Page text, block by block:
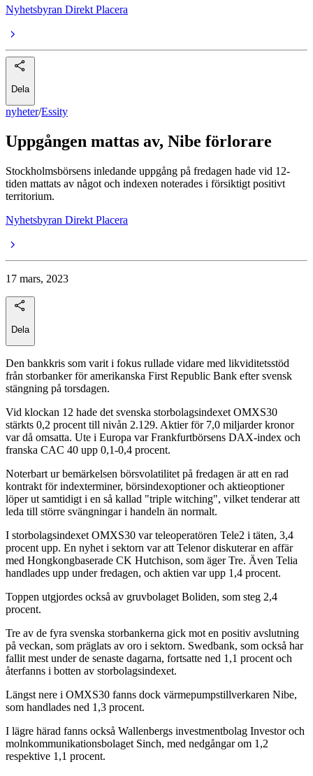
Nyhetsbyran Direkt Placera
Dela
nyheter/Essity
Uppgången mattas av, Nibe förlorare
Stockholmsbörsens inledande uppgång på fredagen hade vid 12-
tiden mattats av något och indexen noterades i försiktigt positivt
territorium.
Nyhetsbyran Direkt Placera
17 mars, 2023
Dela
Den bankkris som varit i fokus rullade vidare med likviditetsstöd
från storbanker för amerikanska First Republic Bank efter svensk
stängning på torsdagen.
Vid klockan 12 hade det svenska storbolagsindexet OMXS30
stärkts 0,2 procent till nivån 2.129. Aktier för 7,0 miljarder kronor
var då omsatta. Ute i Europa var Frankfurtbörsens DAX-index och
franska CAC 40 upp 0,1-0,4 procent.
Noterbart ur bemärkelsen börsvolatilitet på fredagen är att en rad
kontrakt för indexterminer, börsindexoptioner och aktieoptioner
löper ut samtidigt i en så kallad "triple witching", vilket tenderar att
leda till större svängningar i handeln än normalt.
I storbolagsindexet OMXS30 var teleoperatören Tele2 i täten, 3,4
procent upp. En nyhet i sektorn var att Telenor diskuterar en affär
med Hongkongbaserade CK Hutchison, som äger Tre. Även Telia
handlades upp under fredagen, och aktien var upp 1,4 procent.
Toppen utgjordes också av gruvbolaget Boliden, som steg 2,4
procent.
Tre av de fyra svenska storbankerna gick mot en positiv avslutning
på veckan, som präglats av oro i sektorn. Swedbank, som också har
fallit mest under de senaste dagarna, fortsatte ned 1,1 procent och
återfanns i botten av storbolagsindexet.
Längst nere i OMXS30 fanns dock värmepumpstillverkaren Nibe,
som handlades ned 1,3 procent.
I lägre härad fanns också Wallenbergs investmentbolag Investor och
molnkommunikationsbolaget Sinch, med nedgångar om 1,2
respektive 1,1 procent.